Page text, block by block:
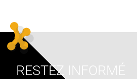
RESTEZ INFORMÉ